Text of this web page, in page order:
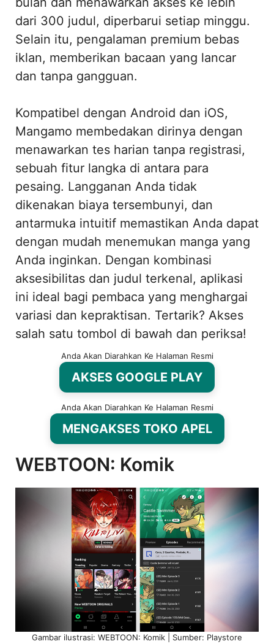
dari 300 judul, diperbarui setiap minggu.
Selain itu, pengalaman premium bebas
iklan, memberikan bacaan yang lancar
dan tanpa gangguan.
Kompatibel dengan Android dan iOS,
Mangamo membedakan dirinya dengan
menawarkan tes harian tanpa registrasi,
sebuah fitur langka di antara para
pesaing. Langganan Anda tidak
dikenakan biaya tersembunyi, dan
antarmuka intuitif memastikan Anda dapat
dengan mudah menemukan manga yang
Anda inginkan. Dengan kombinasi
aksesibilitas dan judul terkenal, aplikasi
ini ideal bagi pembaca yang menghargai
variasi dan kepraktisan. Tertarik? Akses
salah satu tombol di bawah dan periksa!
Anda Akan Diarahkan Ke Halaman Resmi
AKSES GOOGLE PLAY
Anda Akan Diarahkan Ke Halaman Resmi
MENGAKSES TOKO APEL
WEBTOON: Komik
Gambar ilustrasi: WEBTOON: Komik | Sumber: Playstore